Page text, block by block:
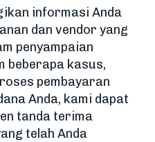
informasi Anda
dan vendor yang
penyampaian
beberapa kasus,
pembayaran
Anda, kami dapat
tanda terima
telah Anda